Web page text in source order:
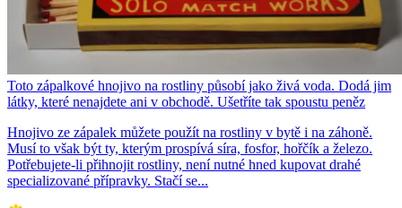
Toto zápalkové hnojivo na rostliny působí jako živá voda. Dodá jim
látky, které nenajdete ani v obchodě. Ušetříte tak spoustu peněz
Hnojivo ze zápalek můžete použít na rostliny v bytě i na záhoně.
Musí to však být ty, kterým prospívá síra, fosfor, hořčík a železo.
Potřebujete-li přihnojit rostliny, není nutné hned kupovat drahé
specializované přípravky. Stačí se...